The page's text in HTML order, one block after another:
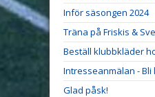
Inför säsongen 2024
Träna på Friskis &
Beställ klubbkläder
Intresseanmälan -
Glad påsk!